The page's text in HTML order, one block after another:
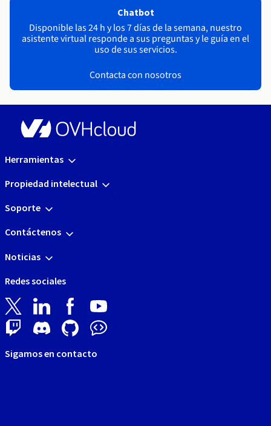
Chatbot
Disponible las 24 h y los 7 días de la semana, nuestro
asistente virtual responde a sus preguntas y le guía en el
uso de sus servicios.
Contacta con nosotros
Herramientas
Propiedad intelectual
Soporte
Contáctenos
Noticias
Redes sociales
Sigamos en contacto